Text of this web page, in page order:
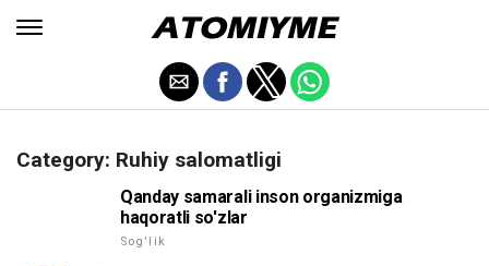
Category: Ruhiy salomatligi
Qanday samarali inson organizmiga
haqoratli so'zlar
Sog'lik